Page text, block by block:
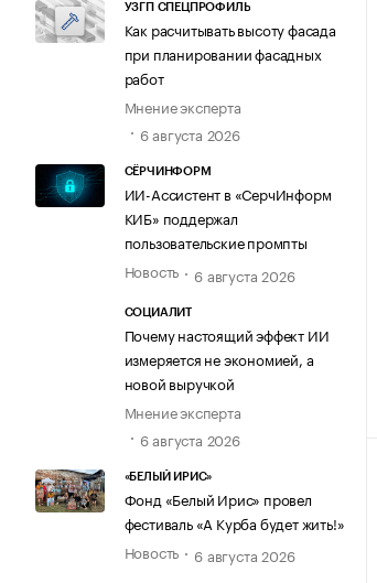
УЗГП СПЕЦПРОФИЛЬ
Как расчитывать высоту фасада
при планировании фасадных
работ
Мнение эксперта
6 августа 2026
СЁРЧИНФОРМ
ИИ-Ассистент в «СерчИнформ
КИБ» поддержал
пользовательские промпты
Новость
6 августа 2026
СОЦИАЛИТ
Почему настоящий эффект ИИ
измеряется не экономией, а
новой выручкой
Мнение эксперта
6 августа 2026
«БЕЛЫЙ ИРИС»
Фонд «Белый Ирис» провел
фестиваль «А Курба будет жить!»
Новость
6 августа 2026